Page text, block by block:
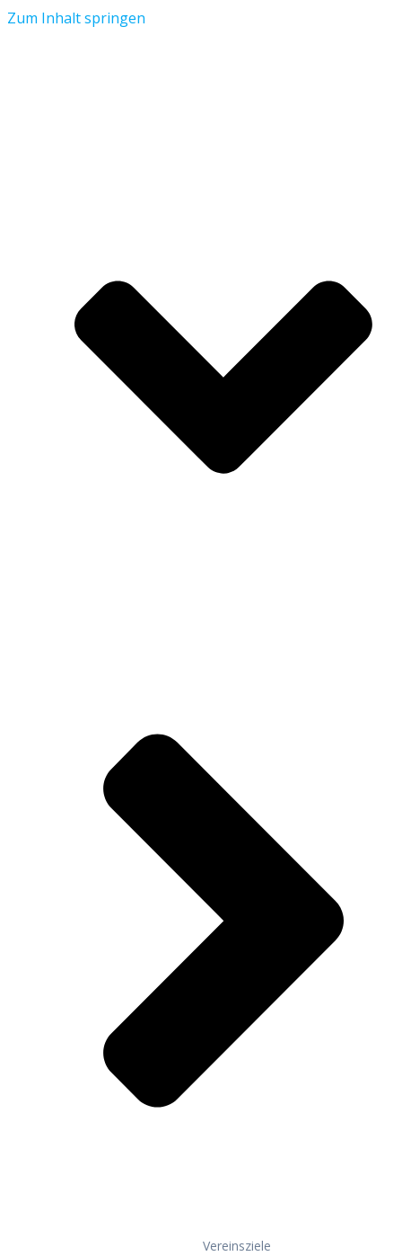
Zum Inhalt springen
Vereinsziele